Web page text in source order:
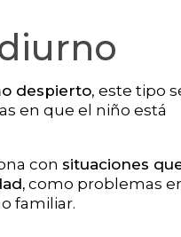
despierto, este tipo
en que el niño está
con situaciones
como problemas
familiar.